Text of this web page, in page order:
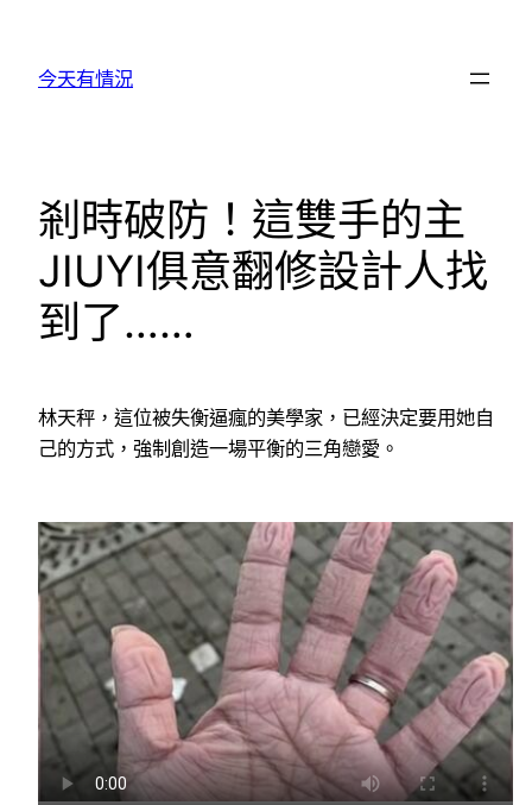
今天有情況
剎時破防！這雙手的主
JIUYI俱意翻修設計人找
到了……
林天秤，這位被失衡逼瘋的美學家，已經決定要用她自
己的方式，強制創造一場平衡的三角戀愛。